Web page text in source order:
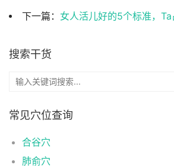
下一篇： 女人活儿好的5个标准，Ta
搜索干货
常见穴位查询
合谷穴
肺俞穴